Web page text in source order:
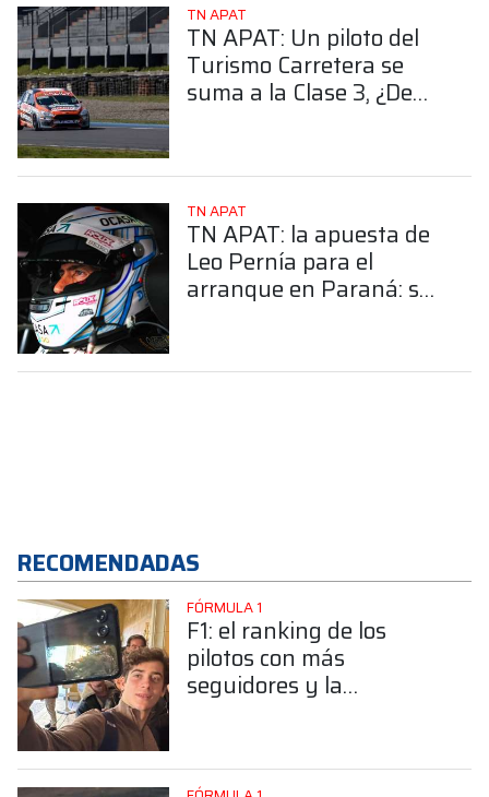
TN APAT
TN APAT: Un piloto del
Turismo Carretera se
suma a la Clase 3, ¿De
TN APAT
TN APAT: la apuesta de
Leo Pernía para el
arranque en Paraná: se
RECOMENDADAS
FÓRMULA 1
F1: el ranking de los
pilotos con más
seguidores y la